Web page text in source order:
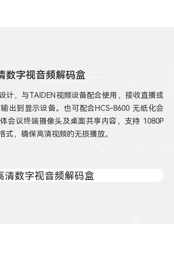
数字视音频解码盒
计，与TAIDEN视频设备配合使用，接收直播或
出到显示设备。也可配合HCS-8600 无纸化会
会议终端摄像头及桌面共享内容，支持 1080P
式，确保高清视频的无损播放。